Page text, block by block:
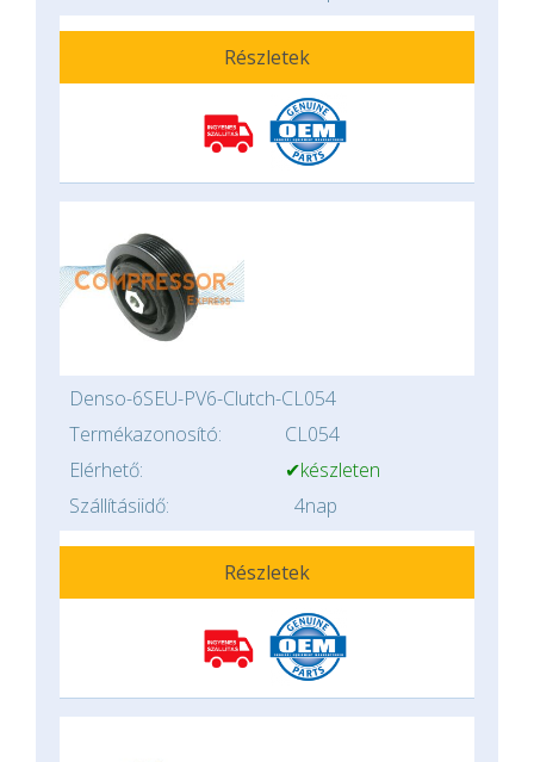
Részletek
Denso-6SEU-PV6-Clutch-CL054
Termékazonosító:
CL054
Elérhető:
✔készleten
Szállításiidő:
4nap
Részletek